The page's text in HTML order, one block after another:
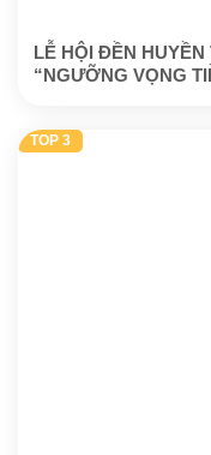
LỄ HỘI ĐỀN
“NGƯỠNG VỌNG